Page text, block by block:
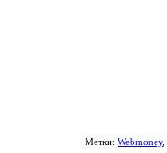
Метки: Webmoney,